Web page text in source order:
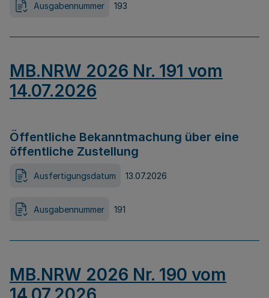
Ausgabennummer 193
MB.NRW 2026 Nr. 191 vom
14.07.2026
Öffentliche Bekanntmachung über eine
öffentliche Zustellung
Ausfertigungsdatum 13.07.2026
Ausgabennummer 191
MB.NRW 2026 Nr. 190 vom